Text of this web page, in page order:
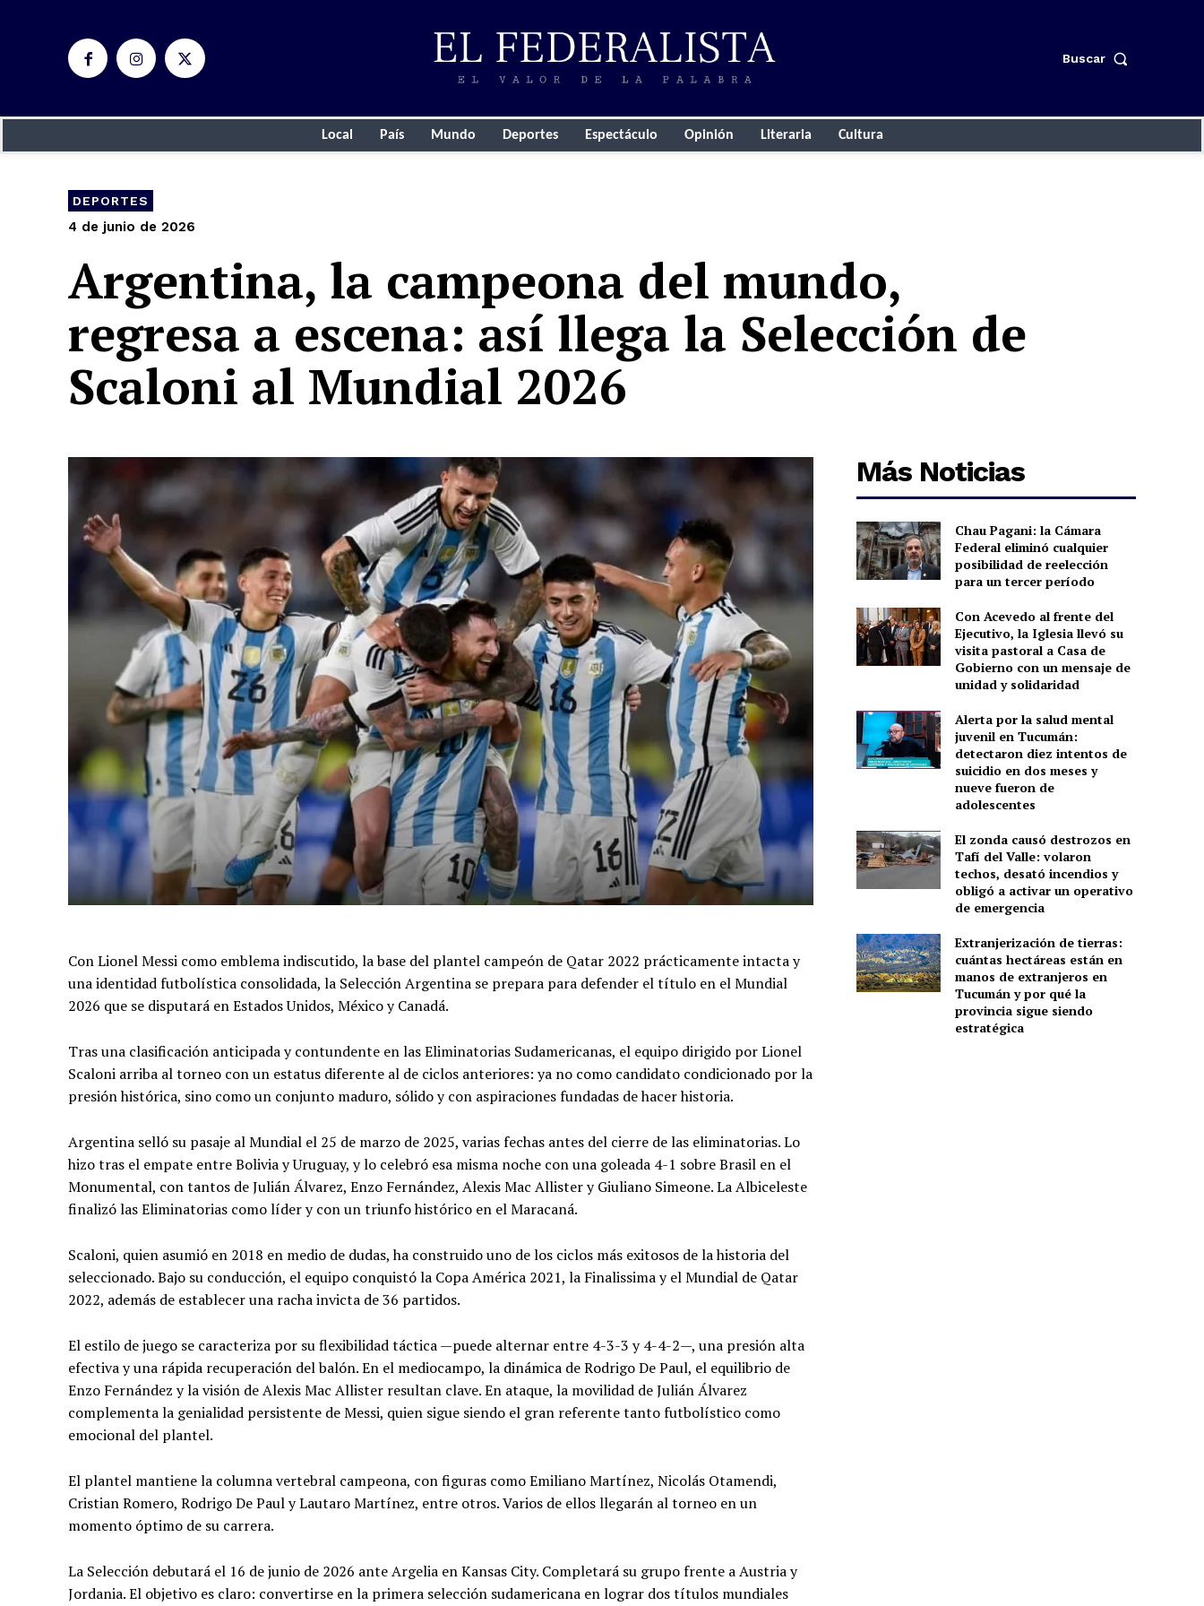
Buscar
Local País Mundo Deportes Espectáculo Opinión Literaria Cultura
DEPORTES
4 de junio de 2026
Argentina, la campeona del mundo,
regresa a escena: así llega la Selección de
Scaloni al Mundial 2026
Con Lionel Messi como emblema indiscutido, la base del plantel campeón de Qatar 2022 prácticamente intacta y
una identidad futbolística consolidada, la Selección Argentina se prepara para defender el título en el Mundial
2026 que se disputará en Estados Unidos, México y Canadá.
Tras una clasificación anticipada y contundente en las Eliminatorias Sudamericanas, el equipo dirigido por Lionel
Scaloni arriba al torneo con un estatus diferente al de ciclos anteriores: ya no como candidato condicionado por la
presión histórica, sino como un conjunto maduro, sólido y con aspiraciones fundadas de hacer historia.
Argentina selló su pasaje al Mundial el 25 de marzo de 2025, varias fechas antes del cierre de las eliminatorias. Lo
hizo tras el empate entre Bolivia y Uruguay, y lo celebró esa misma noche con una goleada 4-1 sobre Brasil en el
Monumental, con tantos de Julián Álvarez, Enzo Fernández, Alexis Mac Allister y Giuliano Simeone. La Albiceleste
finalizó las Eliminatorias como líder y con un triunfo histórico en el Maracaná.
Scaloni, quien asumió en 2018 en medio de dudas, ha construido uno de los ciclos más exitosos de la historia del
seleccionado. Bajo su conducción, el equipo conquistó la Copa América 2021, la Finalissima y el Mundial de Qatar
2022, además de establecer una racha invicta de 36 partidos.
El estilo de juego se caracteriza por su flexibilidad táctica —puede alternar entre 4-3-3 y 4-4-2—, una presión alta
efectiva y una rápida recuperación del balón. En el mediocampo, la dinámica de Rodrigo De Paul, el equilibrio de
Enzo Fernández y la visión de Alexis Mac Allister resultan clave. En ataque, la movilidad de Julián Álvarez
complementa la genialidad persistente de Messi, quien sigue siendo el gran referente tanto futbolístico como
emocional del plantel.
El plantel mantiene la columna vertebral campeona, con figuras como Emiliano Martínez, Nicolás Otamendi,
Cristian Romero, Rodrigo De Paul y Lautaro Martínez, entre otros. Varios de ellos llegarán al torneo en un
momento óptimo de su carrera.
La Selección debutará el 16 de junio de 2026 ante Argelia en Kansas City. Completará su grupo frente a Austria y
Jordania. El objetivo es claro: convertirse en la primera selección sudamericana en lograr dos títulos mundiales
Más Noticias
Chau Pagani: la Cámara
Federal eliminó cualquier
posibilidad de reelección
para un tercer período
Con Acevedo al frente del
Ejecutivo, la Iglesia llevó su
visita pastoral a Casa de
Gobierno con un mensaje de
unidad y solidaridad
Alerta por la salud mental
juvenil en Tucumán:
detectaron diez intentos de
suicidio en dos meses y
nueve fueron de
adolescentes
El zonda causó destrozos en
Tafí del Valle: volaron
techos, desató incendios y
obligó a activar un operativo
de emergencia
Extranjerización de tierras:
cuántas hectáreas están en
manos de extranjeros en
Tucumán y por qué la
provincia sigue siendo
estratégica